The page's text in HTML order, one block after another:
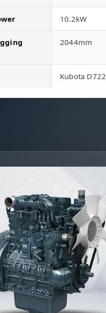
10.2kW
2044mm
Kubota D722